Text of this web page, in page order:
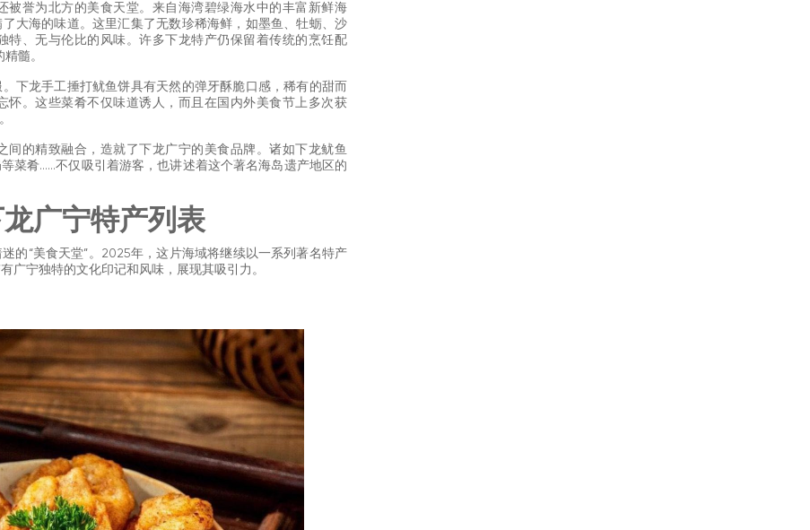
被誉为北方的美食天堂。来自海湾碧绿海水中的丰富新鲜海
大海的味道。这里汇集了无数珍稀海鲜，如墨鱼、牡蛎、沙
特、无与伦比的风味。许多下龙特产仍保留着传统的烹饪配
髓。
下龙手工捶打鱿鱼饼具有天然的弹牙酥脆口感，稀有的甜而
怀。这些菜肴不仅味道诱人，而且在国内外美食节上多次获
的精致融合，造就了下龙广宁的美食品牌。诸如下龙鱿鱼
菜肴……不仅吸引着游客，也讲述着这个著名海岛遗产地区的
广宁特产列表
的“美食天堂”。2025年，这片海域将继续以一系列著名特产
宁独特的文化印记和风味，展现其吸引力。